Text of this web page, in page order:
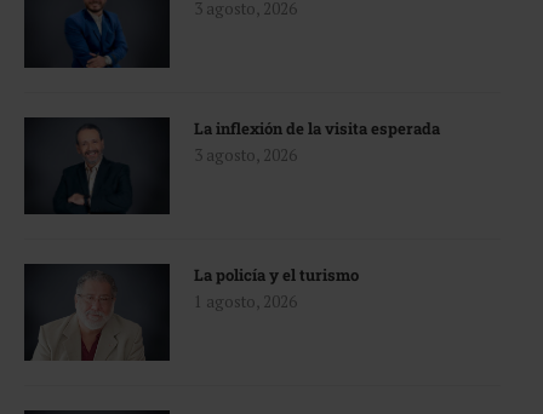
3 agosto, 2026
La inflexión de la visita esperada
3 agosto, 2026
La policía y el turismo
1 agosto, 2026